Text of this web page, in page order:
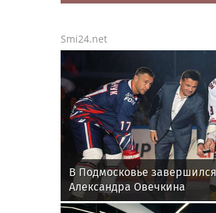
Smi24.net
В Подмосковье
Александра Овечкина